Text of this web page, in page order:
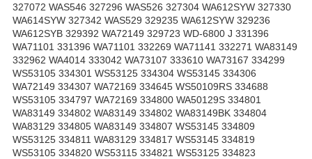
327072 WAS546 327296 WAS526 327304 WA612SYW 327330
WA614SYW 327342 WAS529 329235 WA612SYW 329236
WA612SYB 329392 WA72149 329723 WD-6800 J 331396
WA71101 331396 WA71101 332269 WA71141 332271 WA83149
332962 WA4014 333042 WA73107 333610 WA73167 334299
WS53105 334301 WS53125 334304 WS53145 334306
WA72149 334307 WA72169 334645 WS50109RS 334688
WS53105 334797 WA72169 334800 WA50129S 334801
WA83149 334802 WA83149 334802 WA83149BK 334804
WA83129 334805 WA83149 334807 WS53145 334809
WS53125 334811 WA83129 334817 WS53145 334819
WS53105 334820 WS53115 334821 WS53125 334823